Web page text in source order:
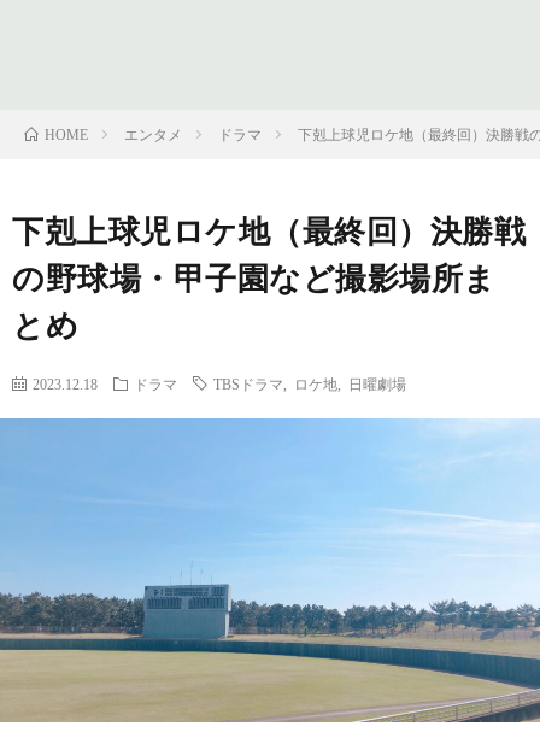
ル
わ
HOME エンタメ ドラマ 下剋上球児ロケ地（最終回）決勝戦
下剋上球児ロケ地（最終回）決勝戦
の野球場・甲子園など撮影場所ま
とめ
2023.12.18 ドラマ TBSドラマ ロケ地 日曜劇場